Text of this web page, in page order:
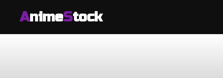
AnimeStock